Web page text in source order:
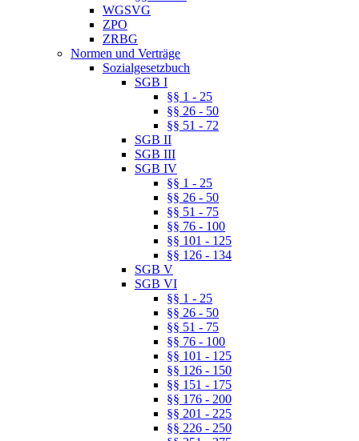
WGSVG
ZPO
ZRBG
Normen und Verträge
Sozialgesetzbuch
SGB I
§§ 1 - 25
§§ 26 - 50
§§ 51 - 72
SGB II
SGB III
SGB IV
§§ 1 - 25
§§ 26 - 50
§§ 51 - 75
§§ 76 - 100
§§ 101 - 125
§§ 126 - 134
SGB V
SGB VI
§§ 1 - 25
§§ 26 - 50
§§ 51 - 75
§§ 76 - 100
§§ 101 - 125
§§ 126 - 150
§§ 151 - 175
§§ 176 - 200
§§ 201 - 225
§§ 226 - 250